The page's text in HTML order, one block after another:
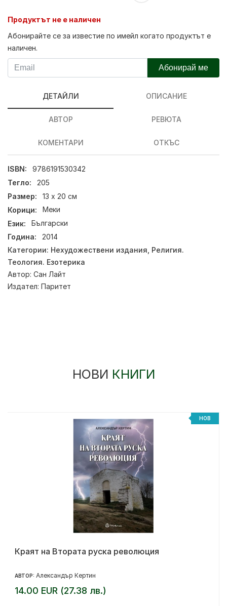
Продуктът не е наличен
Абонирайте се за известие по имейл когато продуктът е
наличен.
Абонирай ме
ДЕТАЙЛИ ОПИСАНИЕ
АВТОР РЕВЮТА
КОМЕНТАРИ ОТКЪС
ISBN:
9786191530342
Тегло:
205
Размер:
13 x 20 см
Корици:
Меки
Език:
Български
Година:
2014
Категории: Нехудожествени издания Религия.
Теология. Езотерика
Автор: Сан Лайт
Издател: Паритет
НОВИ КНИГИ
НОВ
Краят на Втората руска революция
АВТОР: Александър Кертин
14.00 EUR (27.38 лв.)